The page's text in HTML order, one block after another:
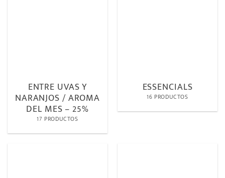
ENTRE UVAS Y
NARANJOS / AROMA
DEL MES – 25%
17 PRODUCTOS
ESSENCIALS
16 PRODUCTOS